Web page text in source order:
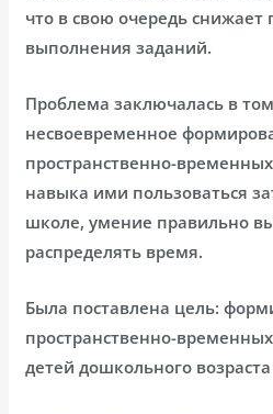
что в свою очередь снижает
выполнения заданий.
Проблема заключалась в
несвоевременное
пространственно-
навыка ими пользоваться
школе, умение правильно
распределять время.
Была поставлена цель:
пространственно-
детей дошкольного